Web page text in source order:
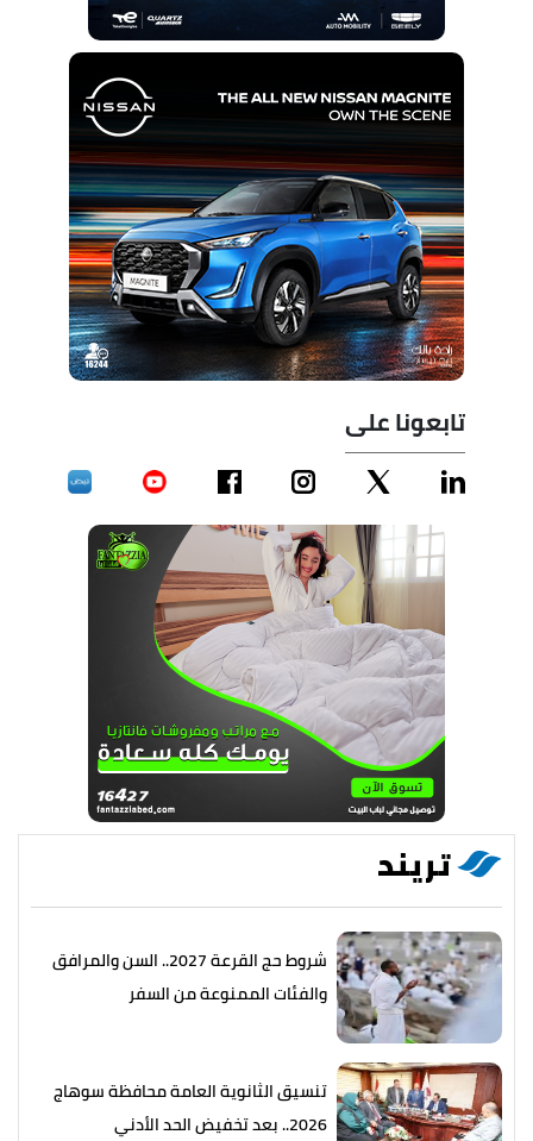
تابعونا على
تريند
شروط حج القرعة 2027.. السن والمرافق
والفئات الممنوعة من السفر
تنسيق الثانوية العامة محافظة سوهاج
2026.. بعد تخفيض الحد الأدني